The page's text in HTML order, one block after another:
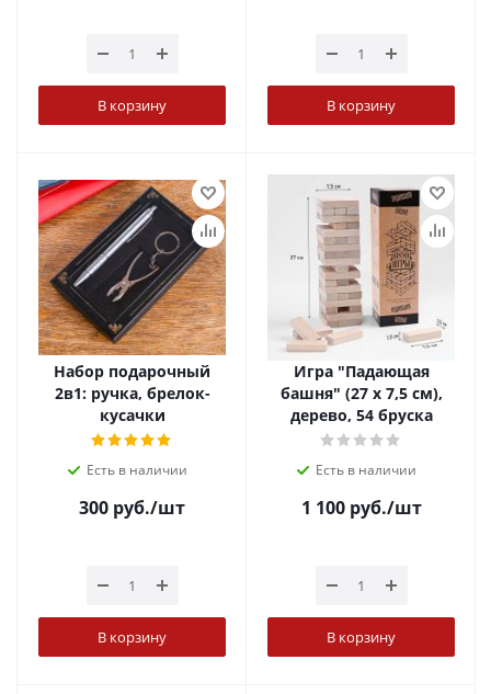
В корзину В корзину
Набор подарочный
2в1: ручка, брелок-
кусачки
Есть в наличии
300 руб./шт
В корзину
Игра "Падающая
башня" (27 х 7,5 см),
дерево, 54 бруска
Есть в наличии
1 100руб./шт
В корзину